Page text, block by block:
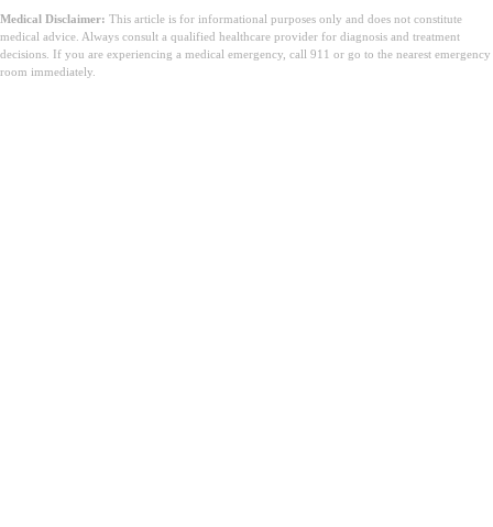
Medical Disclaimer: This article is for informational purposes only and does not constitute
medical advice. Always consult a qualified healthcare provider for diagnosis and treatment
decisions. If you are experiencing a medical emergency, call 911 or go to the nearest emergency
room immediately.